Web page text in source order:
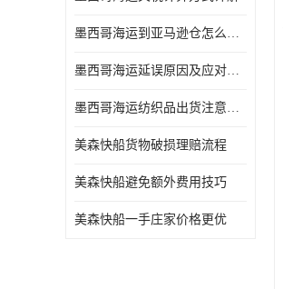
墨西哥海运到亚马逊仓怎么操作
墨西哥海运延误原因及应对办法
墨西哥海运纺织品出货注意事项
美森快船货物破损理赔流程
美森快船避免额外费用技巧
美森快船一手庄家价格更优